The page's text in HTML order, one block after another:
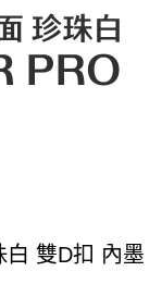
白 雙D扣 內墨